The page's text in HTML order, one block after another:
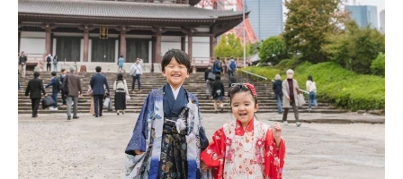
| LIFESNAPのお宮参り